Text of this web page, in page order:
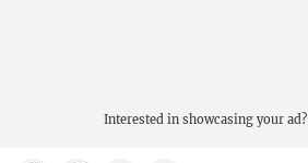
Interested in showcasing your ad?